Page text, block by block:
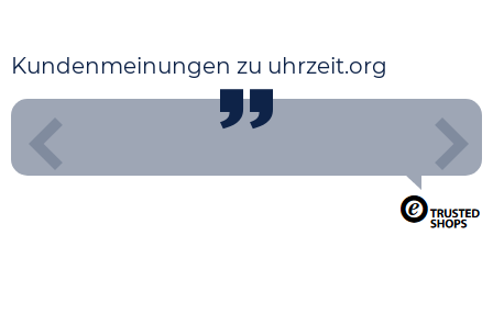
Kundenmeinungen zu uhrzeit.org